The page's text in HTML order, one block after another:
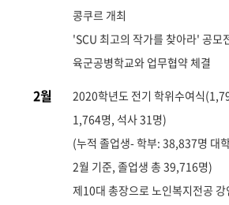
콩쿠르 개최
'SCU 최고의 작가를 찾아라' 공모
육군공병학교와 업무협약 체결
2월
2020학년도 전기 학위수여식
1,764명, 석사 31명)
(누적 졸업생- 학부: 38,837명 대
2월 기준, 졸업생 총 39,716명)
제10대 총장으로 노인복지전공 강